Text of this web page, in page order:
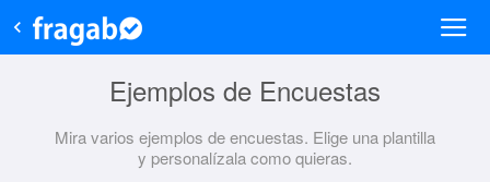
Ejemplos de Encuestas
Mira varios ejemplos de encuestas. Elige una plantilla
y personalízala como quieras.